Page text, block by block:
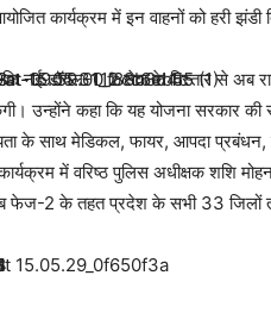
कार्यक्रम में इन वाहनों को हरी झंडी
नई डॉयल-112 सेवा के विस्तार से अब
उन्होंने कहा कि यह योजना सरकार
के साथ मेडिकल, फायर, आपदा प्रबंधन,
में वरिष्ठ पुलिस अधीक्षक शशि
फेज-2 के तहत प्रदेश के सभी 33 जिलों तक